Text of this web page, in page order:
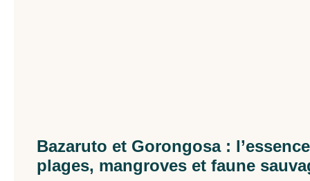
Bazaruto et Gorongosa :
plages, mangroves et faune